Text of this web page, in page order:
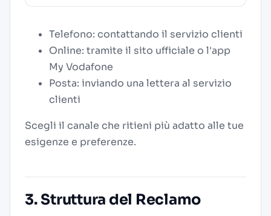
Telefono: contattando il servizio clienti
Online: tramite il sito ufficiale o l'app
My Vodafone
Posta: inviando una lettera al servizio
clienti
Scegli il canale che ritieni più adatto alle tue
esigenze e preferenze.
3. Struttura del Reclamo